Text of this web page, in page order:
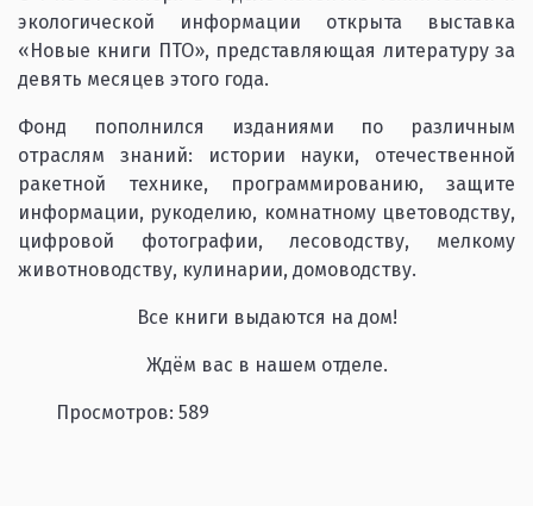
экологической информации открыта выставка
«Новые книги ПТО», представляющая литературу за
девять месяцев этого года.
Фонд пополнился изданиями по различным
отраслям знаний: истории науки, отечественной
ракетной технике, программированию, защите
информации, рукоделию, комнатному цветоводству,
цифровой фотографии, лесоводству, мелкому
животноводству, кулинарии, домоводству.
Все книги выдаются на дом!
Ждём вас в нашем отделе.
Просмотров: 589